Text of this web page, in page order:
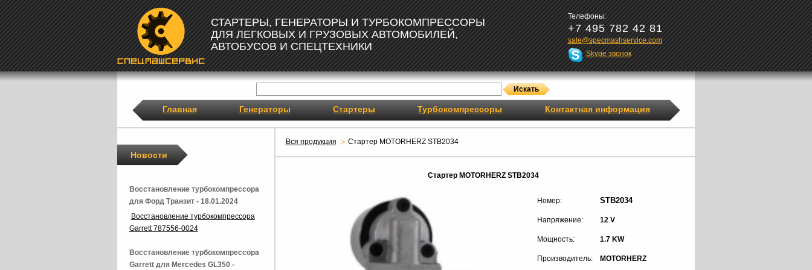
СТАРТЕРЫ, ГЕНЕРАТОРЫ И ТУРБОКОМПРЕССОРЫ
ДЛЯ ЛЕГКОВЫХ И ГРУЗОВЫХ АВТОМОБИЛЕЙ,
АВТОБУСОВ И СПЕЦТЕХНИКИ
Телефоны:
+7 495 782 42 81
sale@specmashservice.com
Skype звонок
Главная Генераторы Стартеры Турбокомпрессоры Контактная информация
Вся продукция Стартер MOTORHERZ STB2034
Стартер MOTORHERZ STB2034
Номер: STB2034
Напряжение: 12 V
Мощность: 1.7 KW
Производитель: MOTORHERZ
Новости
Восстановление турбокомпрессора
для Форд Транзит - 18.01.2024
Восстановление турбокомпрессора
Garrett 787556-0024
Восстановление турбокомпрессора
Garrett для Mercedes GL350 -